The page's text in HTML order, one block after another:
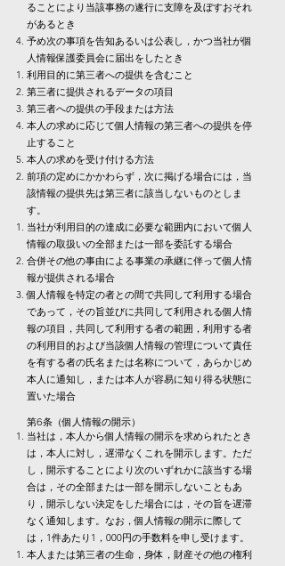
ることにより当該事務の遂行に支障を及ぼすおそれ
があるとき
予め次の事項を告知あるいは公表し，かつ当社が個
人情報保護委員会に届出をしたとき
利用目的に第三者への提供を含むこと
第三者に提供されるデータの項目
第三者への提供の手段または方法
本人の求めに応じて個人情報の第三者への提供を停
止すること
本人の求めを受け付ける方法
前項の定めにかかわらず，次に掲げる場合には，当
該情報の提供先は第三者に該当しないものとしま
す。
当社が利用目的の達成に必要な範囲内において個人
情報の取扱いの全部または一部を委託する場合
合併その他の事由による事業の承継に伴って個人情
報が提供される場合
個人情報を特定の者との間で共同して利用する場合
であって，その旨並びに共同して利用される個人情
報の項目，共同して利用する者の範囲，利用する者
の利用目的および当該個人情報の管理について責任
を有する者の氏名または名称について，あらかじめ
本人に通知し，または本人が容易に知り得る状態に
置いた場合
第6条（個人情報の開示）
当社は，本人から個人情報の開示を求められたとき
は，本人に対し，遅滞なくこれを開示します。ただ
し，開示することにより次のいずれかに該当する場
合は，その全部または一部を開示しないこともあ
り，開示しない決定をした場合には，その旨を遅滞
なく通知します。なお，個人情報の開示に際して
は，1件あたり1，000円の手数料を申し受けます。
本人または第三者の生命，身体，財産その他の権利